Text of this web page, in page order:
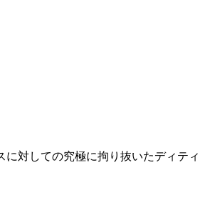
対しての究極に拘り抜いたディティ